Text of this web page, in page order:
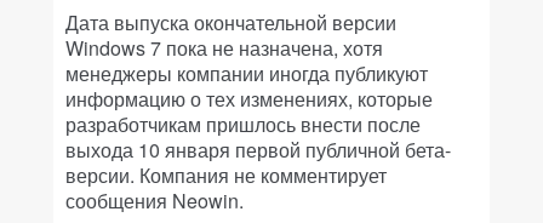
Дата выпуска окончательной версии
Windows 7 пока не назначена, хотя
менеджеры компании иногда публикуют
информацию о тех изменениях, которые
разработчикам пришлось внести после
выхода 10 января первой публичной бета-
версии. Компания не комментирует
сообщения Neowin.